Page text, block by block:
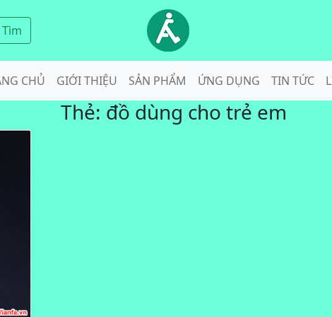
Tìm
CHỦ GIỚI THIỆU SẢN PHẨM ỨNG DỤNG TIN TỨC
Thẻ: đồ dùng cho trẻ em